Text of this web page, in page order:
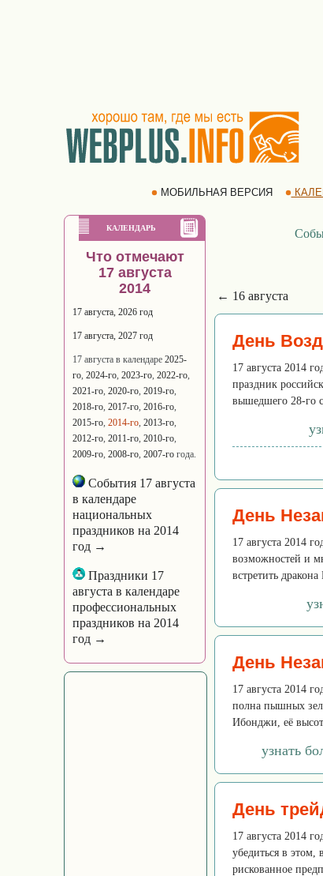
МОБИЛЬНАЯ ВЕРСИЯ
КАЛЕНДАРЬ
Что отмечают
17 августа
2014
17 августа, 2026 год
17 августа, 2027 год
17 августа в календаре 2025-
го, 2024-го, 2023-го, 2022-го,
2021-го, 2020-го, 2019-го,
2018-го, 2017-го, 2016-го,
2015-го, 2014-го, 2013-го,
2012-го, 2011-го, 2010-го,
2009-го, 2008-го, 2007-го года.
События 17 августа
в календаре
национальных
праздников на 2014
год →
Праздники 17
августа в календаре
профессиональных
праздников на 2014
год →
← 16 августа
День
17 августа 2014
праздник
вышедшего 28-го
День
17 августа 2014
возможностей и
встретить
День
17 августа 2014
полна пышных
Ибонджи, её
узнать
День
17 августа 2014
убедиться в этом,
рискованное